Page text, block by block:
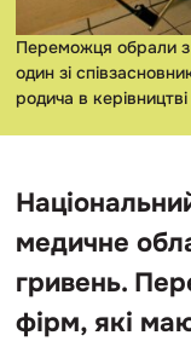
Переможця обрали з
один зі
родича в
медичне
гривень.
фірм, які